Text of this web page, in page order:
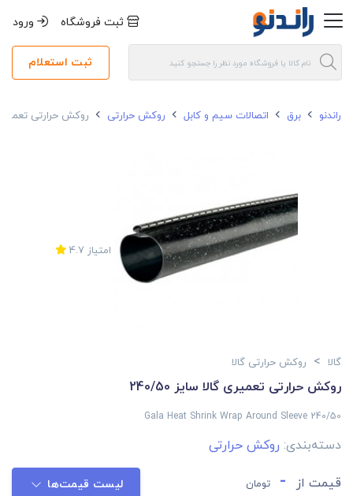
ثبت فروشگاه ورود
ثبت استعلام
راندنو برق اتصالات سیم و کابل روکش حرارتی روکش حرارتی تعمیری
امتیاز 4.7
گالا > روکش حرارتی گالا
روکش حرارتی تعمیری گالا سایز 240/50
Gala Heat Shrink Wrap Around Sleeve 240/50
دسته‌بندی: روکش حرارتی
قیمت از - تومان لیست قیمت‌ها